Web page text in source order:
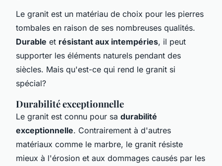
Le granit est un matériau de choix pour les pierres
tombales en raison de ses nombreuses qualités.
Durable et résistant aux intempéries, il peut
supporter les éléments naturels pendant des
siècles. Mais qu'est-ce qui rend le granit si
spécial?
Durabilité exceptionnelle
Le granit est connu pour sa durabilité
exceptionnelle. Contrairement à d'autres
matériaux comme le marbre, le granit résiste
mieux à l'érosion et aux dommages causés par les